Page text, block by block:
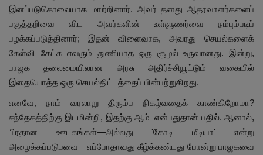
இனப்படுகொலையாக மாற்றினார். அவர் தனது ஆதரவாளர்களைப்
பகுத்தறிவை விட அவர்களின் உள்ளுணர்வை நம்பும்படிப்
பழக்கப்படுத்தினார்; இதன் விளைவாக, அவரது செயல்களைக்
கேள்வி கேட்க எவரும் துணியாத ஒரு சூழல் உருவானது. இன்று,
பாஜக தலைமையிலான அரசு அதிர்ச்சியூட்டும் வகையில்
இதையொத்த ஒரு செயல்திட்டத்தைப் பின்பற்றுகிறது.
எனவே, நாம் வரலாறு திரும்ப நிகழ்வதைக் காண்கிறோமா?
சந்தேகத்திற்கு இடமின்றி, இதற்கு ஆம் என்பதுதான் பதில். ஆனால்,
பிரதான ஊடகங்கள்—அல்லது 'கோடி மீடியா' என்று
அழைக்கப்படுபவை—எப்போதாவது கீழ்க்கண்டது போன்று பாஜகவை